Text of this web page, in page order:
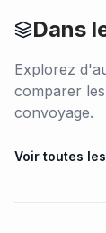
Dans
Explorez
comparer
convoyage.
Voir toutes